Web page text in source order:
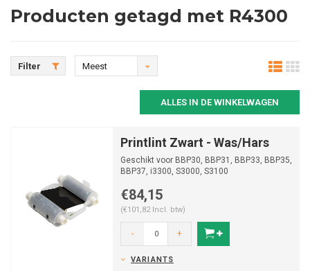
Producten getagd met R4300
Filter
Meest
ALLES IN DE WINKELWAGEN
Printlint Zwart - Was/Hars
Geschikt voor BBP30, BBP31, BBP33, BBP35,
BBP37, i3300, S3000, S3100
€84,15
(€101,82 Incl. btw)
- +
VARIANTS